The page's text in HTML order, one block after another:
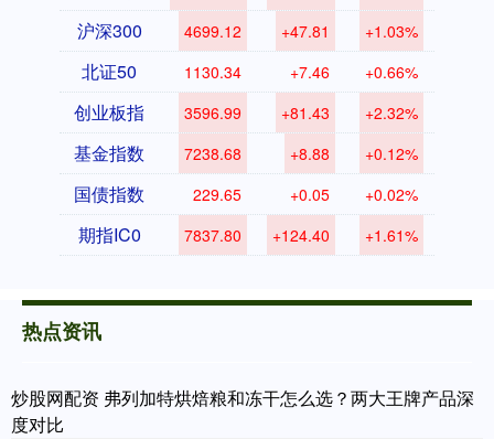
沪深300 4699.12 +47.81 +1.03%
北证50 1130.34 +7.46 +0.66%
创业板指 3596.99 +81.43 +2.32%
基金指数 7238.68 +8.88 +0.12%
国债指数 229.65 +0.05 +0.02%
期指IC0 7837.80 +124.40 +1.61%
热点资讯
炒股网配资 弗列加特烘焙粮和冻干怎么选？两大王牌产品深
度对比